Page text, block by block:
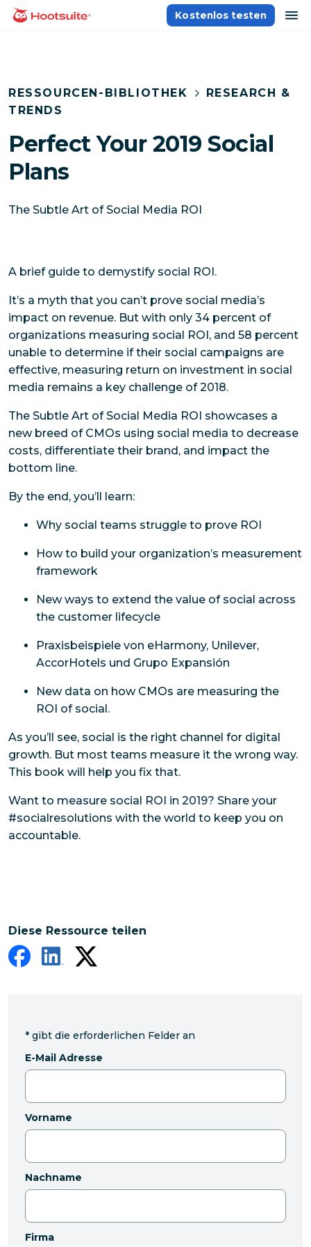
Direkt
zumHomepage
Kostenlos testen
RESSOURCEN-BIBLIOTHEK
RESEARCH &
TRENDS
Perfect Your 2019 Social
Plans
The Subtle Art of Social Media ROI
A brief guide to demystify social ROI.
It’s a myth that you can’t prove social media’s
impact on revenue. But with only 34 percent of
organizations measuring social ROI, and 58 percent
unable to determine if their social campaigns are
effective, measuring return on investment in social
media remains a key challenge of 2018.
The Subtle Art of Social Media ROI showcases a
new breed of CMOs using social media to decrease
costs, differentiate their brand, and impact the
bottom line.
By the end, you’ll learn:
Why social teams struggle to prove ROI
How to build your organization’s measurement
framework
New ways to extend the value of social across
the customer lifecycle
Praxisbeispiele von eHarmony, Unilever,
AccorHotels und Grupo Expansión
New data on how CMOs are measuring the
ROI of social.
As you’ll see, social is the right channel for digital
growth. But most teams measure it the wrong way.
This book will help you fix that.
Want to measure social ROI in 2019? Share your
#socialresolutions with the world to keep you on
accountable.
Diese Ressource teilen
* gibt die erforderlichen Felder an
E-Mail Adresse
Vorname
Nachname
Firma